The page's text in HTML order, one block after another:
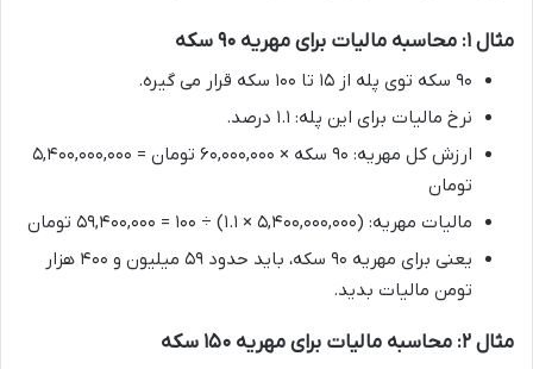
مثال ۱: محاسبه مالیات برای مهریه ۹۰ سکه
۹۰ سکه توی پله از ۱۵ تا ۱۰۰ سکه قرار می گیره.
نرخ مالیات برای این پله: ۱.۱ درصد.
ارزش کل مهریه: ۹۰ سکه × ۶۰,۰۰۰,۰۰۰ تومان = ۵,۴۰۰,۰۰۰,۰۰۰
تومان
مالیات مهریه: (۵,۴۰۰,۰۰۰,۰۰۰ × ۱.۱) ÷ ۱۰۰ = ۵۹,۴۰۰,۰۰۰ تومان
یعنی برای مهریه ۹۰ سکه، باید حدود ۵۹ میلیون و ۴۰۰ هزار
تومن مالیات بدید.
مثال ۲: محاسبه مالیات برای مهریه ۱۵۰ سکه